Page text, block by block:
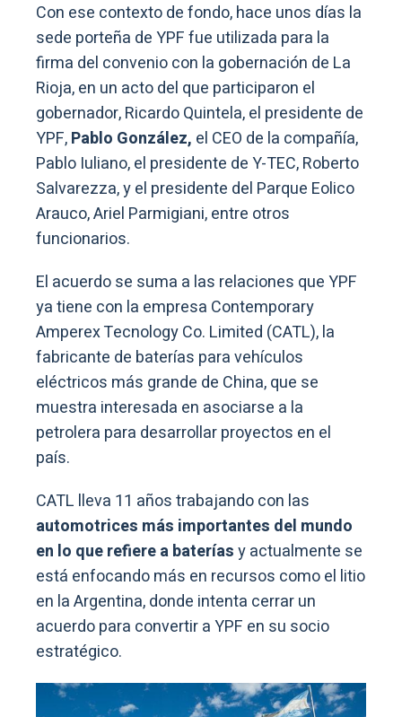
Con ese contexto de fondo, hace unos días la
sede porteña de YPF fue utilizada para la
firma del convenio con la gobernación de La
Rioja, en un acto del que participaron el
gobernador, Ricardo Quintela, el presidente de
YPF,Pablo González, el CEO de la compañía,
Pablo Iuliano, el presidente de Y-TEC, Roberto
Salvarezza, y el presidente del Parque Eolico
Arauco, Ariel Parmigiani, entre otros
funcionarios.
El acuerdo se suma a las relaciones que YPF
ya tiene con la empresa Contemporary
Amperex Tecnology Co. Limited (CATL), la
fabricante de baterías para vehículos
eléctricos más grande de China, que se
muestra interesada en asociarse a la
petrolera para desarrollar proyectos en el
país.
CATL lleva 11 años trabajando con las
automotrices más importantes del mundo
en lo que refiere a bateríasy actualmente se
está enfocando más en recursos como el litio
en la Argentina, donde intenta cerrar un
acuerdo para convertir a YPF en su socio
estratégico.